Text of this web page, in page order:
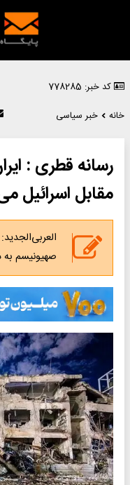
کد خبر: 778285
خانه
خبر سیاسی
رسانه قطری :
مقابل اسرائیل
صهیونیسم